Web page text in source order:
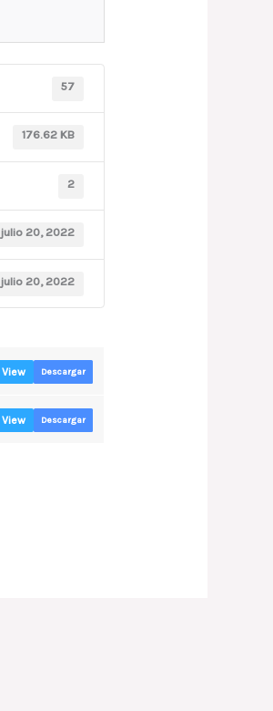
57
176.62 KB
2
julio 20, 2022
julio 20, 2022
View Descargar
View Descargar